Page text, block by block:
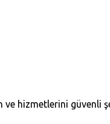
ve hizmetlerini güvenli